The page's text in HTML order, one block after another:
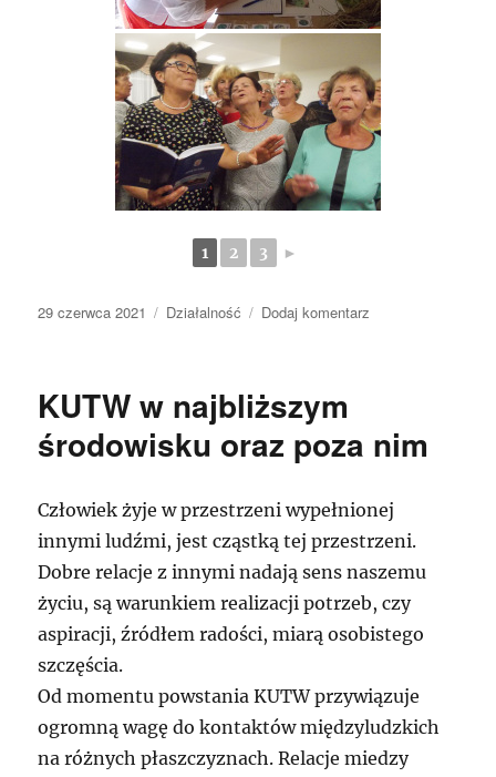
1 2 3 ►
Data
29 czerwca 2021 Kategorie
Działalność Dodaj komentarz
ostatnich
KUTW w najbliższym
środowisku oraz poza nim
Człowiek żyje w przestrzeni wypełnionej
innymi ludźmi, jest cząstką tej przestrzeni.
Dobre relacje z innymi nadają sens naszemu
życiu, są warunkiem realizacji potrzeb, czy
aspiracji, źródłem radości, miarą osobistego
szczęścia.
Od momentu powstania KUTW przywiązuje
ogromną wagę do kontaktów międzyludzkich
na różnych płaszczyznach. Relacje miedzy